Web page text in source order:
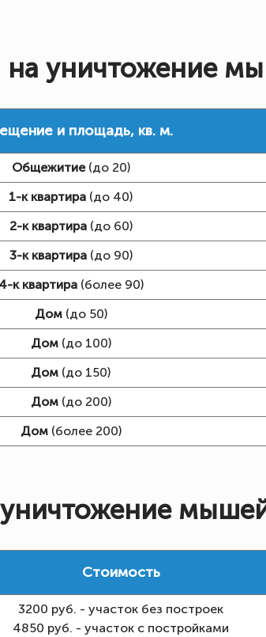
уничтожение
и площадь, кв. м.
Общежитие(до 20)
1-к квартира (до 40)
2-к квартира(до 60)
3-к квартира(до 90)
4-к квартира(более 90)
Дом(до 50)
Дом(до 100)
Дом (до 150)
Дом(до 200)
Дом(более 200)
Стоимость
3200 руб. - участок без построек
4850 руб. - участок с постройками